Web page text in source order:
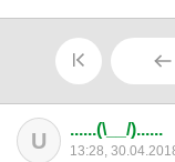
U ......(\__/)......
13:28,